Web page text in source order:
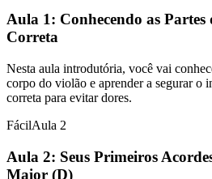
Aula 1: Conhecendo as
Correta
Nesta aula introdutória, você vai
corpo do violão e aprender a segurar o
correta para evitar dores.
FácilAula 2
Aula 2: Seus Primeiros
Maior (D)